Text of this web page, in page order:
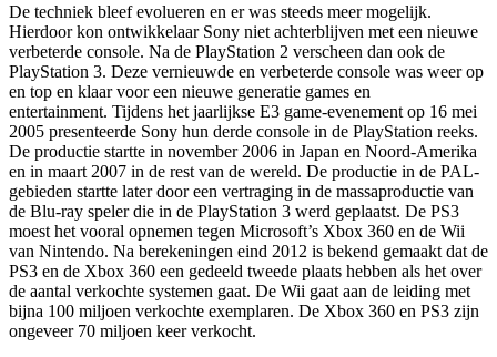
De techniek bleef evolueren en er was steeds meer mogelijk.
Hierdoor kon ontwikkelaar Sony niet achterblijven met een nieuwe
verbeterde console. Na de PlayStation 2 verscheen dan ook de
PlayStation 3. Deze vernieuwde en verbeterde console was weer op
en top en klaar voor een nieuwe generatie games en
entertainment. Tijdens het jaarlijkse E3 game-evenement op 16 mei
2005 presenteerde Sony hun derde console in de PlayStation reeks.
De productie startte in november 2006 in Japan en Noord-Amerika
en in maart 2007 in de rest van de wereld. De productie in de PAL-
gebieden startte later door een vertraging in de massaproductie van
de Blu-ray speler die in de PlayStation 3 werd geplaatst. De PS3
moest het vooral opnemen tegen Microsoft’s Xbox 360 en de Wii
van Nintendo. Na berekeningen eind 2012 is bekend gemaakt dat de
PS3 en de Xbox 360 een gedeeld tweede plaats hebben als het over
de aantal verkochte systemen gaat. De Wii gaat aan de leiding met
bijna 100 miljoen verkochte exemplaren. De Xbox 360 en PS3 zijn
ongeveer 70 miljoen keer verkocht.